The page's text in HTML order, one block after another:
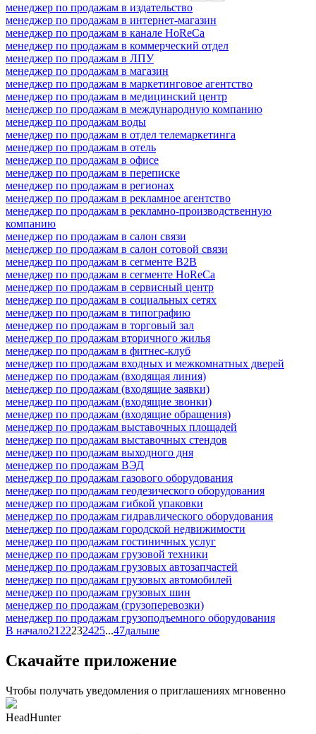
менеджер по продажам в издательство
менеджер по продажам в интернет-магазин
менеджер по продажам в канале HoReCa
менеджер по продажам в коммерческий отдел
менеджер по продажам в ЛПУ
менеджер по продажам в магазин
менеджер по продажам в маркетинговое агентство
менеджер по продажам в медицинский центр
менеджер по продажам в международную компанию
менеджер по продажам воды
менеджер по продажам в отдел телемаркетинга
менеджер по продажам в отель
менеджер по продажам в офисе
менеджер по продажам в переписке
менеджер по продажам в регионах
менеджер по продажам в рекламное агентство
менеджер по продажам в рекламно-производственную
компанию
менеджер по продажам в салон связи
менеджер по продажам в салон сотовой связи
менеджер по продажам в сегменте B2B
менеджер по продажам в сегменте HoReCa
менеджер по продажам в сервисный центр
менеджер по продажам в социальных сетях
менеджер по продажам в типографию
менеджер по продажам в торговый зал
менеджер по продажам вторичного жилья
менеджер по продажам в фитнес-клуб
менеджер по продажам входных и межкомнатных дверей
менеджер по продажам (входящая линия)
менеджер по продажам (входящие заявки)
менеджер по продажам (входящие звонки)
менеджер по продажам (входящие обращения)
менеджер по продажам выставочных площадей
менеджер по продажам выставочных стендов
менеджер по продажам выходного дня
менеджер по продажам ВЭД
менеджер по продажам газового оборудования
менеджер по продажам геодезического оборудования
менеджер по продажам гибкой упаковки
менеджер по продажам гидравлического оборудования
менеджер по продажам городской недвижимости
менеджер по продажам гостиничных услуг
менеджер по продажам грузовой техники
менеджер по продажам грузовых автозапчастей
менеджер по продажам грузовых автомобилей
менеджер по продажам грузовых шин
менеджер по продажам (грузоперевозки)
менеджер по продажам грузоподъемного оборудования
В начало21 22232425...47дальше
Скачайте приложение
Чтобы получать уведомления о приглашениях мгновенно
HeadHunter